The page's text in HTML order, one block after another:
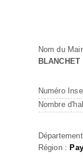
Nom du
BLANCHET
Numéro
Nombre
Région :